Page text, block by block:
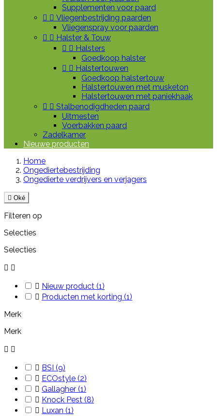
Supplementen voor paard
  Vliegenbestrijding paarden
Vliegenspray voor paarden
  Halster & Touw
  Halsters
Goedkoop halster
  Halstertouwen
Goedkoop halstertouw
Halstertouwen met musketon
Halstertouwen met paniekhaak
  Stalbenodigdheden paard
Uitmesten
Voerbakken paard
Zadelkamer
Nieuwe producten
Home
Ongediertebestrijding
Ongedierte verdrijvers en verjagers
 Oké
Filteren op
Selecties
Selecties
 
 Nieuw product (1)
 Producten met korting (1)
Merk
Merk
 
 BSI (9)
 ECOstyle (2)
 Gallagher (1)
 Knock Pest (8)
 Luxan (1)